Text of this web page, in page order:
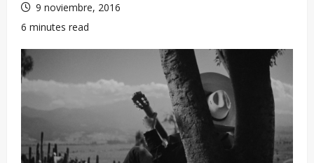
9 noviembre, 2016
6 minutes read